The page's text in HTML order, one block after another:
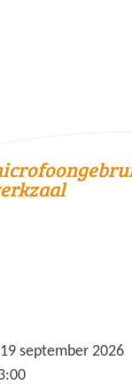
september 2026